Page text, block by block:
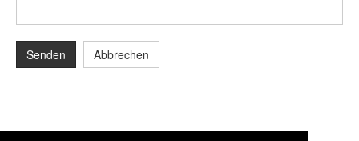
Senden Abbrechen